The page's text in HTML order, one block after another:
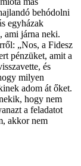
behódolni
egyházak
ami járna neki.
„Nos, a Fidesz
pénzüket, amit a
és
milyen
adom át őket.
hogy nem
a feladatot
akkor nem